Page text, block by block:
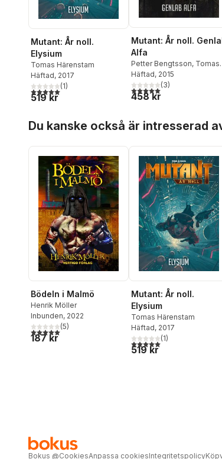
Mutant: År noll.
Elysium
Tomas Härenstam
Häftad, 2017
5,0utav 5 stjärnor. Totalt antal röster:
(1)
519 kr
Mutant: År noll.
Alfa
Petter Bengtsson, Tomas
Härenstam,Kosta Kostulas
Häftad, 2015
5,0utav 5 stjärnor. Totalt
(3)
458 kr
Du kanske också är intresserad
Bödeln i Malmö
Henrik Möller
Inbunden, 2022
5,0utav 5 stjärnor. Totalt antal röster:
(5)
187 kr
Mutant: År noll.
Elysium
Tomas Härenstam
Häftad, 2017
5,0utav 5 stjärnor. Totalt
(1)
519 kr
Bokus @CookiesAnpassa cookiesIntegritetspolicy